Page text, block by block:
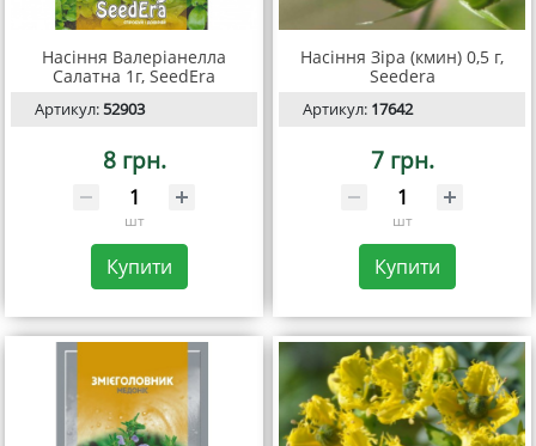
Насіння Валеріанелла
Салатна 1г, SeedEra
Артикул:52903
8 грн.
шт
Купити
Насіння Зіра (кмин) 0,5 г,
Seedеra
Артикул: 17642
7 грн.
шт
Купити